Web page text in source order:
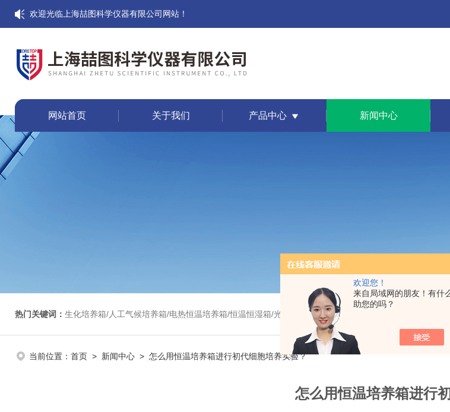
欢迎您！
来自局域网的朋友！有什
助您的吗？
欢迎光临上海喆图科学仪器有限公司网站！
网站首页 关于我们 产品中心 新闻中心
热门关键词： 生化培养箱/人工气候培养箱/电热恒温培养箱/恒温恒湿箱/光照培养箱/二氧化碳培养箱等/恒温干燥箱/真空干燥箱/高温烘箱等/箱式电阻炉/陶瓷纤维马弗炉/高温马弗炉/管
当前位置： 首页 > 新闻中心 > 怎么用恒温培养箱进行初代细胞培养实验？
怎么用恒温培养箱进行